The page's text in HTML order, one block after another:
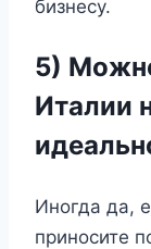
бизнесу.
5)
Италии
Иногда да,
приносите